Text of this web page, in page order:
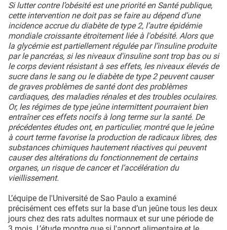
Si lutter contre l’obésité est une priorité en Santé publique,
cette intervention ne doit pas se faire au dépend d’une
incidence accrue du diabète de type 2, l’autre épidémie
mondiale croissante étroitement liée à l'obésité. Alors que
la glycémie est partiellement régulée par l’insuline produite
par le pancréas, si les niveaux d'insuline sont trop bas ou si
le corps devient résistant à ses effets, les niveaux élevés de
sucre dans le sang ou le diabète de type 2 peuvent causer
de graves problèmes de santé dont des problèmes
cardiaques, des maladies rénales et des troubles oculaires.
Or, les régimes de type jeûne intermittent pourraient bien
entraîner ces effets nocifs à long terme sur la santé. De
précédentes études ont, en particulier, montré que le jeûne
à court terme favorise la production de radicaux libres, des
substances chimiques hautement réactives qui peuvent
causer des altérations du fonctionnement de certains
organes, un risque de cancer et l’accélération du
vieillissement.
L’équipe de l'Université de Sao Paulo a examiné
précisément ces effets sur la base d’un jeûne tous les deux
jours chez des rats adultes normaux et sur une période de